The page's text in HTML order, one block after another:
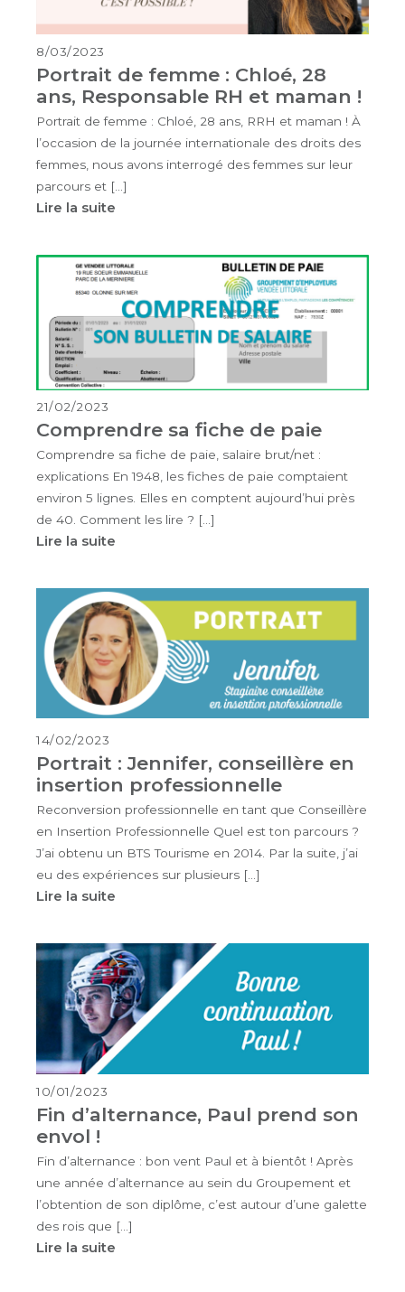
8/03/2023
Portrait de femme : Chloé, 28
ans, Responsable RH et maman !
Portrait de femme : Chloé, 28 ans, RRH et maman ! À
l’occasion de la journée internationale des droits des
femmes, nous avons interrogé des femmes sur leur
parcours et […]
Lire la suite
21/02/2023
Comprendre sa fiche de paie
Comprendre sa fiche de paie, salaire brut/net :
explications En 1948, les fiches de paie comptaient
environ 5 lignes. Elles en comptent aujourd’hui près
de 40. Comment les lire ? […]
Lire la suite
14/02/2023
Portrait : Jennifer, conseillère en
insertion professionnelle
Reconversion professionnelle en tant que Conseillère
en Insertion Professionnelle Quel est ton parcours ?
J’ai obtenu un BTS Tourisme en 2014. Par la suite, j’ai
eu des expériences sur plusieurs […]
Lire la suite
10/01/2023
Fin d’alternance, Paul prend son
envol !
Fin d’alternance : bon vent Paul et à bientôt ! Après
une année d’alternance au sein du Groupement et
l’obtention de son diplôme, c’est autour d’une galette
des rois que […]
Lire la suite